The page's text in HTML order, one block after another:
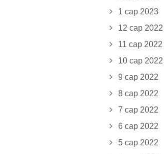
1 сар 2023
12 сар 2022
11 сар 2022
10 сар 2022
9 сар 2022
8 сар 2022
7 сар 2022
6 сар 2022
5 сар 2022